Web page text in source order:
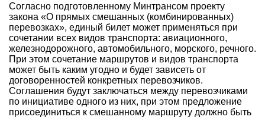
Согласно подготовленному Минтрансом проекту
закона «О прямых смешанных (комбинированных)
перевозках», единый билет может применяться при
сочетании всех видов транспорта: авиационного,
железнодорожного, автомобильного, морского, речного.
При этом сочетание маршрутов и видов транспорта
может быть каким угодно и будет зависеть от
договоренностей конкретных перевозчиков.
Соглашения будут заключаться между перевозчиками
по инициативе одного из них, при этом предложение
присоединиться к смешанному маршруту должно быть